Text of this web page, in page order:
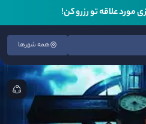
مورد علاقه تو رزرو کن!
همه شهرها